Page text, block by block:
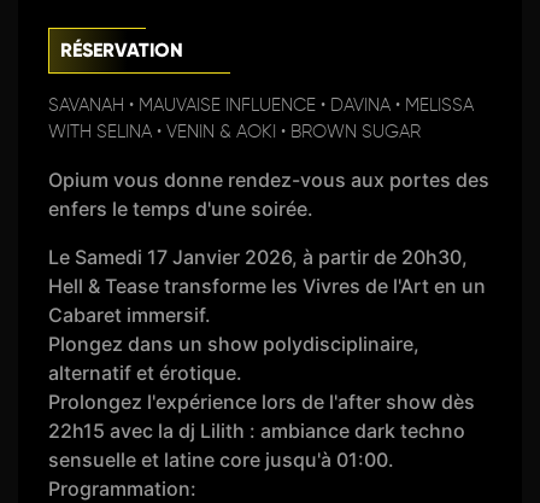
RÉSERVATION
SAVANAH • MAUVAISE INFLUENCE • DAVINA • MELISSA
WITH SELINA • VENIN & AOKI • BROWN SUGAR
Opium vous donne rendez-vous aux portes des
enfers le temps d'une soirée.
Le Samedi 17 Janvier 2026, à partir de 20h30,
Hell & Tease transforme les Vivres de l'Art en un
Cabaret immersif.
Plongez dans un show polydisciplinaire,
alternatif et érotique.
Prolongez l'expérience lors de l'after show dès
22h15 avec la dj Lilith : ambiance dark techno
sensuelle et latine core jusqu'à 01:00.
Programmation: